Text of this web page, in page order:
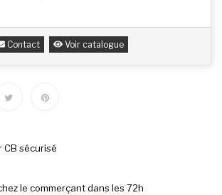
Contact Voir catalogue
CB sécurisé
le commerçant dans les 72h